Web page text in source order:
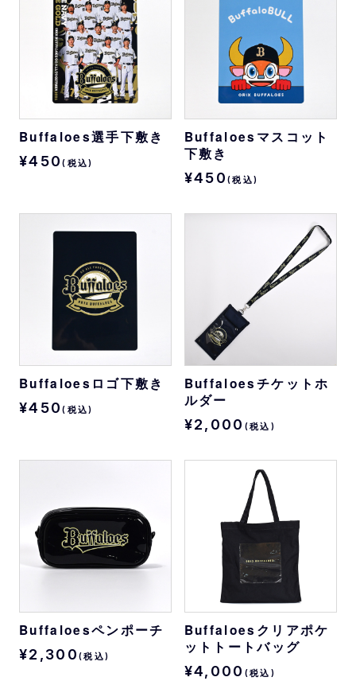
Buffaloes選手下敷き
¥450(税込)
Buffaloesマスコット
下敷き
¥450(税込)
Buffaloesロゴ下敷き
¥450(税込)
Buffaloesチケットホ
ルダー
¥2,000 (税込)
Buffaloesペンポーチ
¥2,300 (税込)
Buffaloesクリアポケ
ットトートバッグ
¥4,000 (税込)